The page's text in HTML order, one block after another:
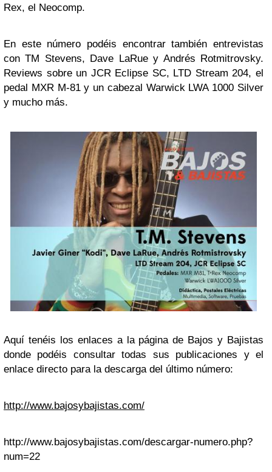
Rex, el Neocomp.
En este número podéis encontrar también entrevistas
con TM Stevens, Dave LaRue y Andrés Rotmitrovsky.
Reviews sobre un JCR Eclipse SC, LTD Stream 204, el
pedal MXR M-81 y un cabezal Warwick LWA 1000 Silver
y mucho más.
Aquí tenéis los enlaces a la página de Bajos y Bajistas
donde podéis consultar todas sus publicaciones y el
enlace directo para la descarga del último número:
http://www.bajosybajistas.com/
http://www.bajosybajistas.com/descargar-numero.php?
num=22